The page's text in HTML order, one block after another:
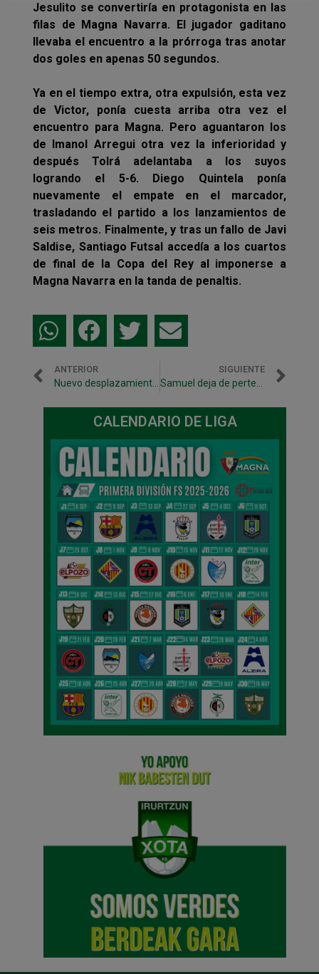
Jesulito se convertiría en protagonista en las
filas de Magna Navarra. El jugador gaditano
llevaba el encuentro a la prórroga tras anotar
dos goles en apenas 50 segundos.
Ya en el tiempo extra, otra expulsión, esta vez
de Victor, ponía cuesta arriba otra vez el
encuentro para Magna. Pero aguantaron los
de Imanol Arregui otra vez la inferioridad y
después Tolrá adelantaba a los suyos
logrando el 5-6. Diego Quintela ponía
nuevamente el empate en el marcador,
trasladando el partido a los lanzamientos de
seis metros. Finalmente, y tras un fallo de Javi
Saldise, Santiago Futsal accedía a los cuartos
de final de la Copa del Rey al imponerse a
Magna Navarra en la tanda de penaltis.
ANTERIOR
Nuevo desplazamiento a Santiago para disputar los 1/8 final Copa del Rey
SIGUIENTE
CALENDARIO DE LIGA